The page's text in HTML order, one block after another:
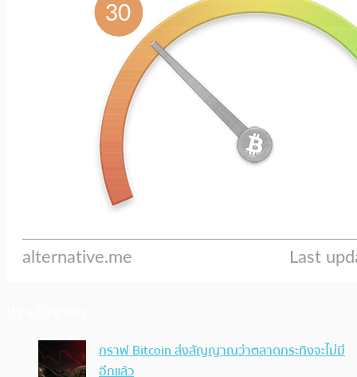
กราฟ Bitcoin ส่งสัญญาณว่าตลาดกระทิงจะไม่มี
อีกแล้ว